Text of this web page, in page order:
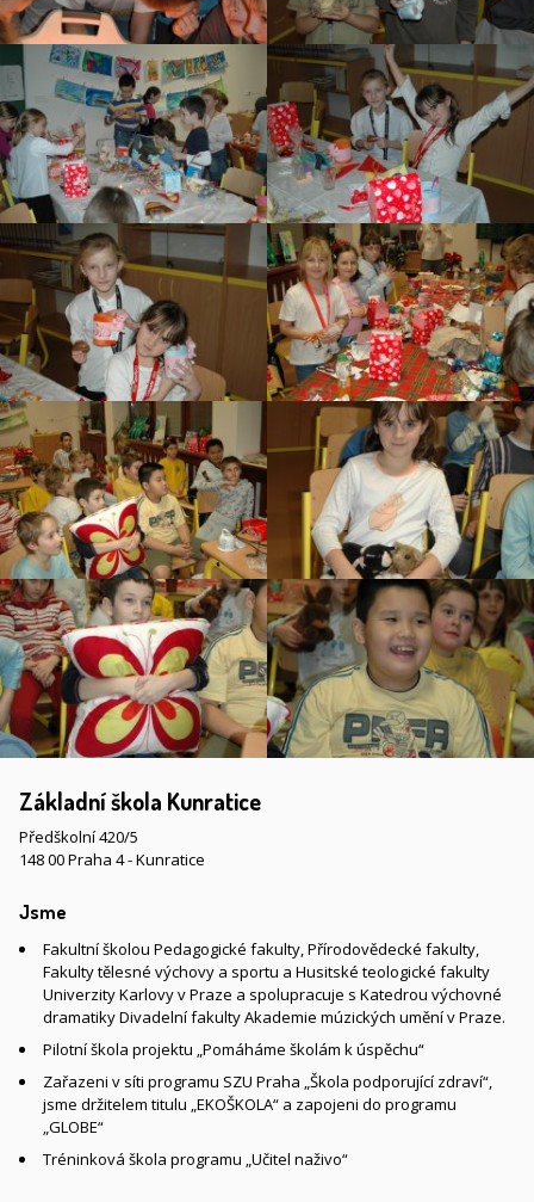
Základní škola Kunratice
Předškolní 420/5
148 00 Praha 4 - Kunratice
Jsme
Fakultní školou Pedagogické fakulty, Přírodovědecké fakulty,
Fakulty tělesné výchovy a sportu a Husitské teologické fakulty
Univerzity Karlovy v Praze a spolupracuje s Katedrou výchovné
dramatiky Divadelní fakulty Akademie múzických umění v Praze.
Pilotní škola projektu „Pomáháme školám k úspěchu“
Zařazeni v síti programu SZU Praha „Škola podporující zdraví“,
jsme držitelem titulu „EKOŠKOLA“ a zapojeni do programu
„GLOBE“
Tréninková škola programu „Učitel naživo“